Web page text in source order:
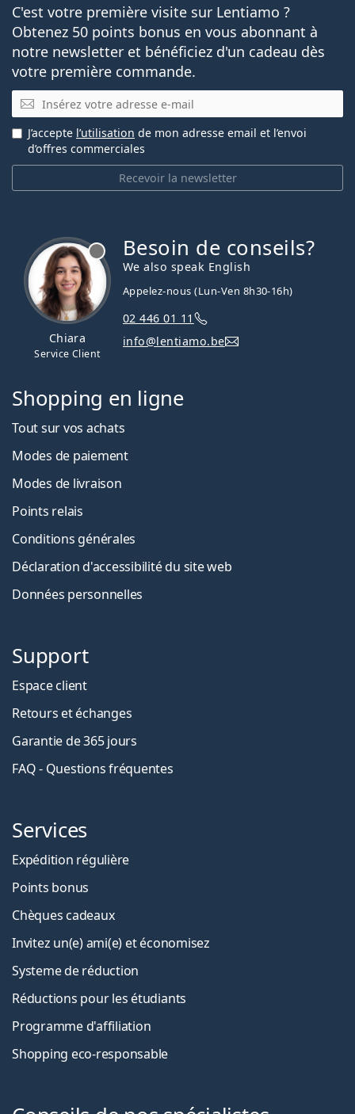
C'est votre première visite sur Lentiamo ?
Obtenez 50 points bonus en vous abonnant à
notre newsletter et bénéficiez d'un cadeau dès
votre première commande.
E-mail
Recevoir la newsletter
J’accepte l’utilisation de mon adresse email et l’envoi
d’offres commerciales
Chiara
Service Client
Besoin de conseils?
We also speak English
Appelez-nous (Lun-Ven 8h30-16h)
02 446 01 11
info@lentiamo.be
Shopping en ligne
Tout sur vos achats
Modes de paiement
Modes de livraison
Points relais
Conditions générales
Déclaration d'accessibilité du site web
Données personnelles
Support
Espace client
Retours et échanges
Garantie de 365 jours
FAQ - Questions fréquentes
Services
Expédition régulière
Points bonus
Chèques cadeaux
Invitez un(e) ami(e) et économisez
Systeme de réduction
Réductions pour les étudiants
Programme d'affiliation
Shopping eco-responsable